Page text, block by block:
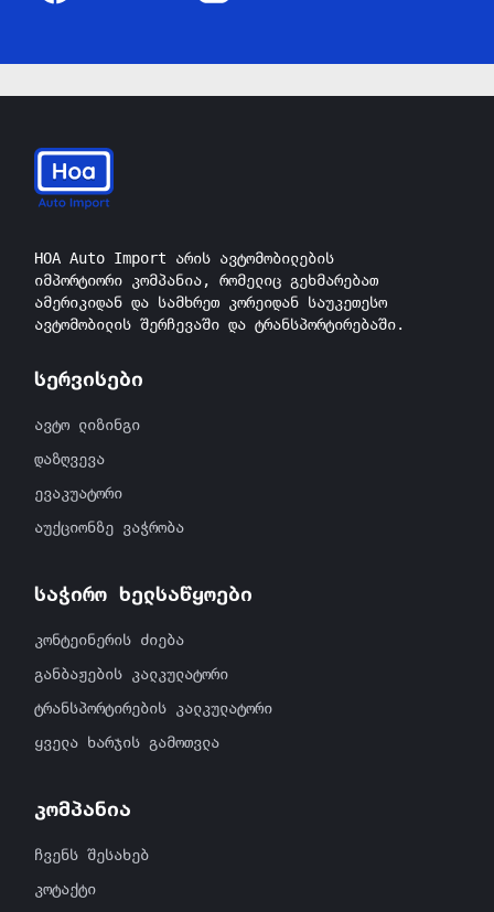
HOA Auto Import არის ავტომობილების
იმპორტიორი კომპანია, რომელიც გეხმარებათ
ამერიკიდან და სამხრეთ კორეიდან საუკეთესო
ავტომობილის შერჩევაში და ტრანსპორტირებაში.
სერვისები
ავტო ლიზინგი
დაზღვევა
ევაკუატორი
აუქციონზე ვაჭრობა
საჭირო ხელსაწყოები
კონტეინერის ძიება
განბაჟების კალკულატორი
ტრანსპორტირების კალკულატორი
ყველა ხარჯის გამოთვლა
კომპანია
ჩვენს შესახებ
კოტაქტი